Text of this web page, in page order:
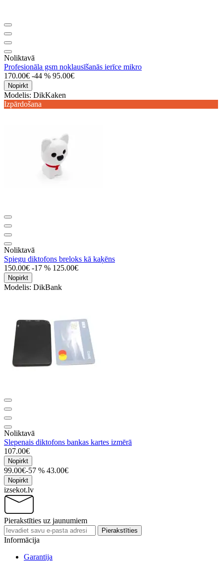
Noliktavā
Profesionāla gsm noklausīšanās ierīce mikro
170.00€ -44 % 95.00€
Nopirkt
Modelis: DikKaken
Izpārdošana
Noliktavā
Spiegu diktofons breloks kā kaķēns
150.00€ -17 % 125.00€
Nopirkt
Modelis: DikBank
Noliktavā
Slepenais diktofons bankas kartes izmērā
107.00€
Nopirkt
99.00€-57 % 43.00€
Nopirkt
izsekot.lv
Pierakstīties uz jaunumiem
Pierakstīties
Informācija
Garantija